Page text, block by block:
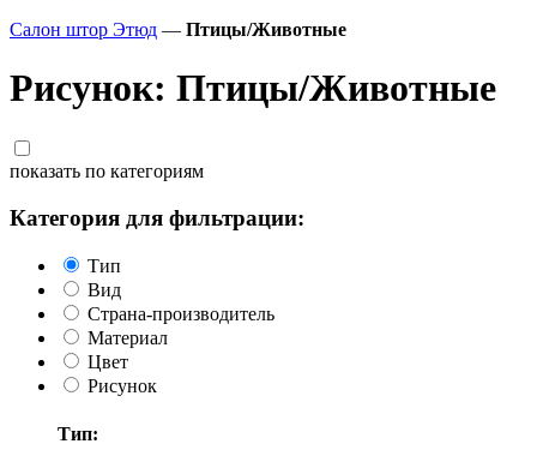
Салон штор Этюд — Птицы/Животные
Рисунок: Птицы/Животные
показать по категориям
Категория для фильтрации:
Тип
Вид
Страна-производитель
Материал
Цвет
Рисунок
Тип: